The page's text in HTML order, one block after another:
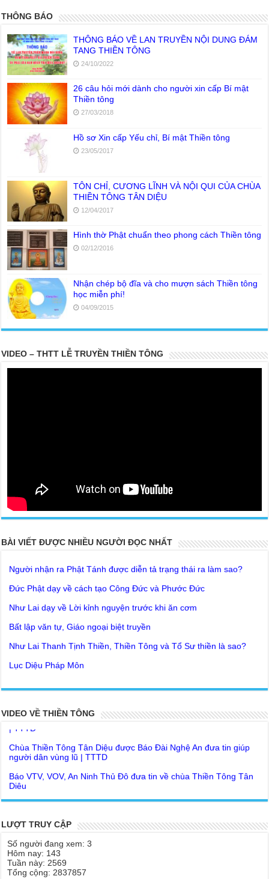
THÔNG BÁO
THÔNG BÁO VỀ LAN TRUYỀN NỘI DUNG ĐÁM
TANG THIỀN TÔNG
24/10/2022
26 câu hỏi mới dành cho người xin cấp Bí mật
Thiền tông
27/03/2018
Hồ sơ Xin cấp Yếu chỉ, Bí mật Thiền tông
23/05/2017
TÔN CHỈ, CƯƠNG LĨNH VÀ NỘI QUI CỦA CHÙA
THIỀN TÔNG TÂN DIỆU
12/04/2017
Hình thờ Phật chuẩn theo phong cách Thiền tông
02/12/2016
Nhận chép bộ đĩa và cho mượn sách Thiền tông
học miễn phí!
04/09/2015
VIDEO – THTT LỄ TRUYỀN THIỀN TÔNG
BÀI VIẾT ĐƯỢC NHIỀU NGƯỜI ĐỌC NHẤT
Giải thoát được phải không ?
Lời khuyên của Trưởng Ban dành cho người tu Giác Ngộ & Giải
thoát
Người nhận ra Phật Tánh được diễn tả trạng thái ra làm sao?
Như Lai dạy về Lời kỉnh nguyện trước khi ăn cơm
Bất lập văn tự, Giáo ngoại biệt truyền
Như Lai Thanh Tịnh Thiền, Thiền Tông và Tổ Sư thiền là sao?
Lục Diệu Pháp Môn
Tu theo Thiền tông phải bỏ hết sao?
Yếu chỉ Thiền tông, Bí mật Thiền tông là sao?
Đức Phật Hoàng Trần Nhân Tông dạy con trong buổi lễ truyền
Tại sao Ma Vương không làm gì được Đức Phật?
VIDEO VỀ THIỀN TÔNG
Giải đáp Thiền tông P19 - Ma Vương là ai? Cha để đức cho con?
Khoa học bế tắc về tìm nguồn gốc sự sống con người. Thầy
là nơi công bố Thiền Tông ? | TTTD
Chùa Thiền Tông Tân Diệu góp phần giúp đỡ Nhân dân Cuba |
phỏng vấn trực tiếp
Chùa Thiền Tông Tân Diệu được Báo Đài Nghệ An đưa tin giúp
Báo VTV, VOV, An Ninh Thủ Đô đưa tin về chùa Thiền Tông Tân
Diệu
Chùa Thiền Tông Tân Diệu tham dự kỷ niệm 100 năm ngày Báo
chí Việt Nam
Giải đáp Thiền tông P17 - Tu Tịnh độ có giải thoát không? Con
Chùa Thiền Tông Tân Diệu được vinh danh vì những đóng góp
trong bảo tồn và phát huy di sản văn hóa phi vật thể
Chùa Thiền Tông Tân Diệu được Đài Hà Nội thực hiện phóng sự
ngắn | TTTD
LƯỢT TRUY CẬP
Số người đang xem: 3
Hôm nay: 143
Tuần này: 2569
Tổng cộng: 2837857